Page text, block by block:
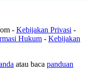
- Kebijakan Privasi -
Hukum - Kebijakan
atau baca panduan